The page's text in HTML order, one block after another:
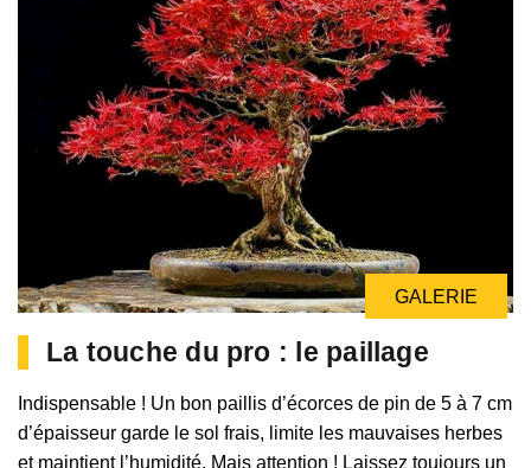
GALERIE
La touche du pro : le paillage
Indispensable ! Un bon paillis d’écorces de pin de 5 à 7 cm
d’épaisseur garde le sol frais, limite les mauvaises herbes
et maintient l’humidité. Mais attention ! Laissez toujours un